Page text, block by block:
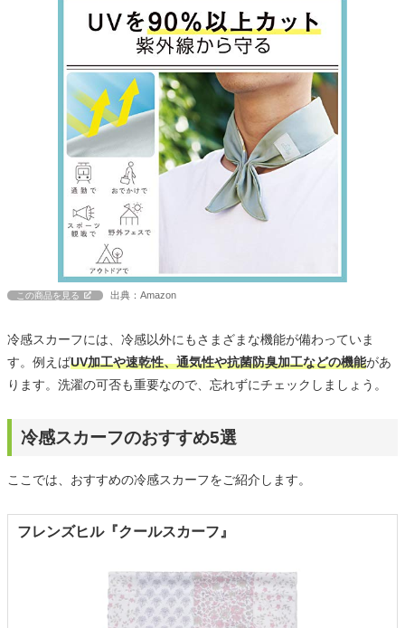
この商品を見る 出典：Amazon
冷感スカーフには、冷感以外にもさまざまな機能が備わっていま
す。例えばUV加工や速乾性、通気性や抗菌防臭加工などの機能があ
ります。洗濯の可否も重要なので、忘れずにチェックしましょう。
冷感スカーフのおすすめ5選
ここでは、おすすめの冷感スカーフをご紹介します。
フレンズヒル『クールスカーフ』